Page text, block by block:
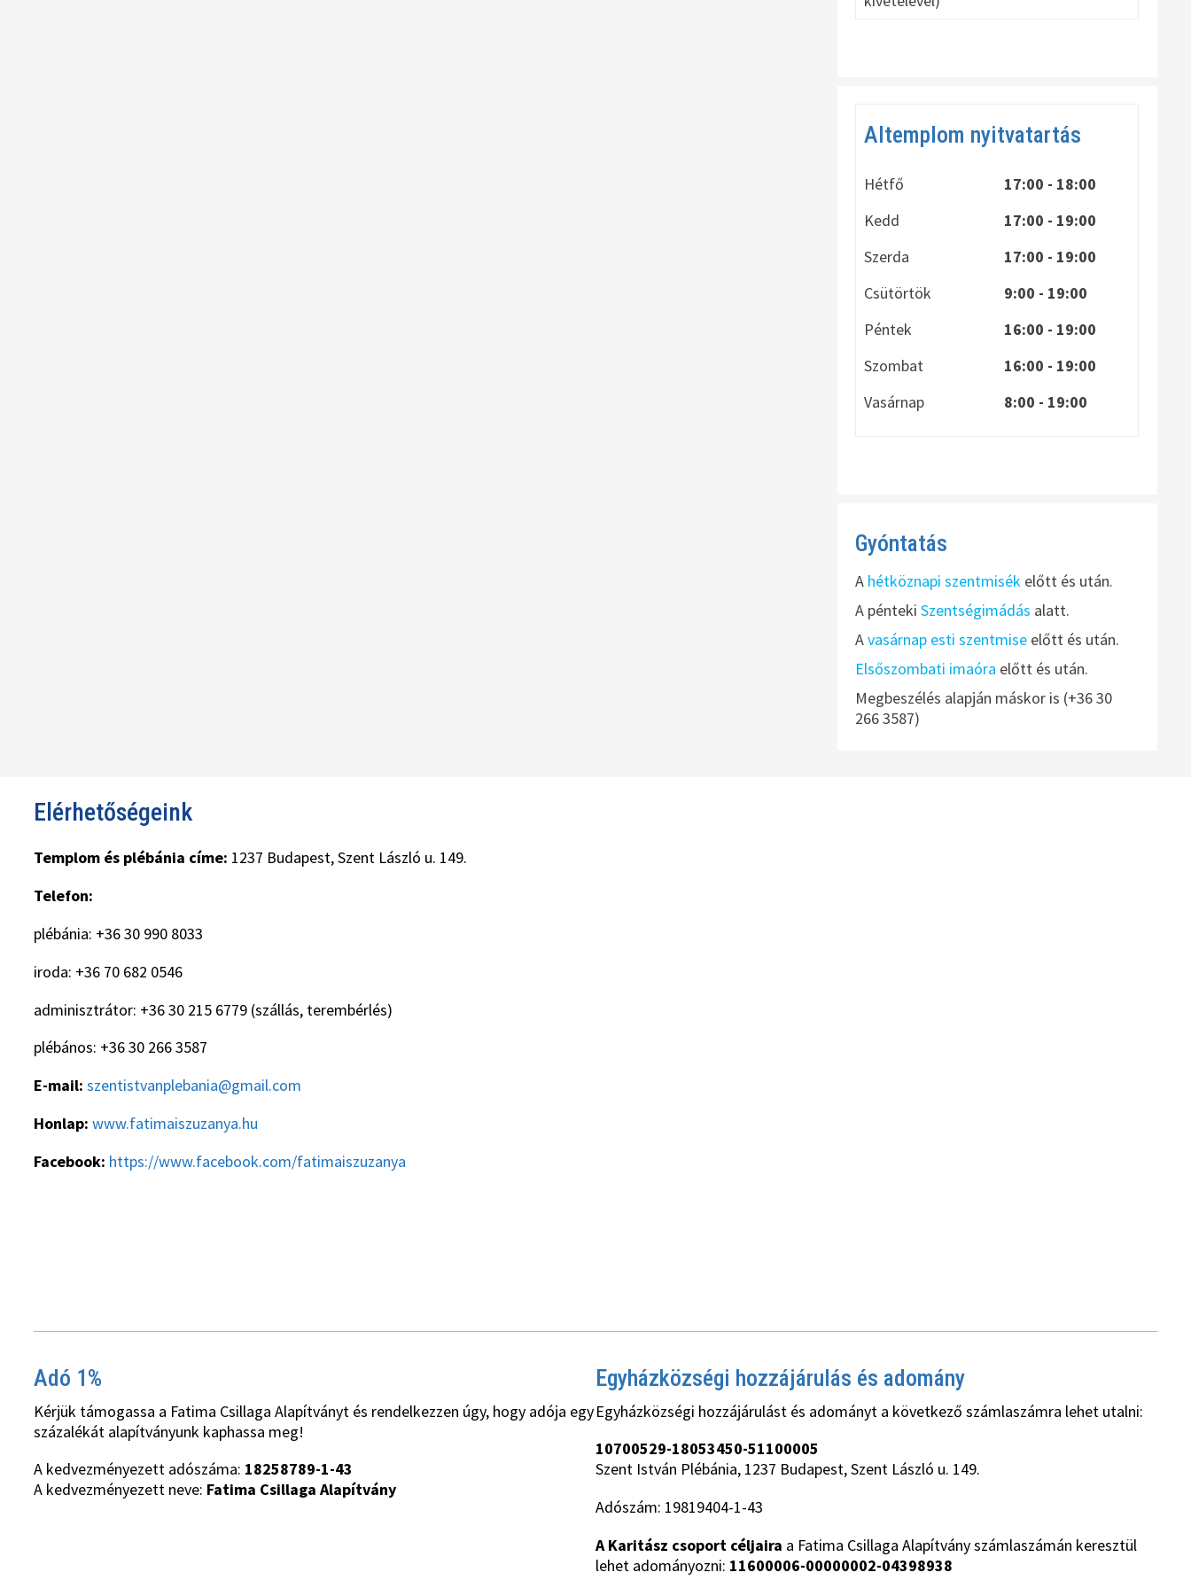
Altemplom nyitvatartás
Hétfő
17:00 - 18:00
Kedd
17:00 - 19:00
Szerda
17:00 - 19:00
Csütörtök
9:00 - 19:00
Péntek
16:00 - 19:00
Szombat
16:00 - 19:00
Vasárnap
8:00 - 19:00
Gyóntatás
A hétköznapi szentmisék előtt és után.
A péntekiSzentségimádás alatt.
Avasárnap esti szentmise előtt és után.
Elsőszombati imaóra előtt és után.
Megbeszélés alapján máskor is (+36 30
266 3587)
Elérhetőségeink
Templom és plébánia címe: 1237 Budapest, Szent László u. 149.
Telefon:
plébánia: +36 30 990 8033
iroda: +36 70 682 0546
adminisztrátor: +36 30 215 6779 (szállás, terembérlés)
plébános: +36 30 266 3587
E-mail:szentistvanplebania@gmail.com
Honlap: www.fatimaiszuzanya.hu
Facebook: https://www.facebook.com/fatimaiszuzanya
Adó 1%
Kérjük támogassa a Fatima Csillaga Alapítványt és rendelkezzen úgy, hogy adója egy
százalékát alapítványunk kaphassa meg!
A kedvezményezett adószáma: 18258789-1-43
A kedvezményezett neve: Fatima Csillaga Alapítvány
Egyházközségi hozzájárulás és adomány
Egyházközségi hozzájárulást és adományt a következő számlaszámra lehet utalni:
10700529-18053450-51100005
Szent István Plébánia, 1237 Budapest, Szent László u. 149.
Adószám: 19819404-1-43
A Karitász csoport céljaira a Fatima Csillaga Alapítvány számlaszámán keresztül
lehet adományozni: 11600006-00000002-04398938